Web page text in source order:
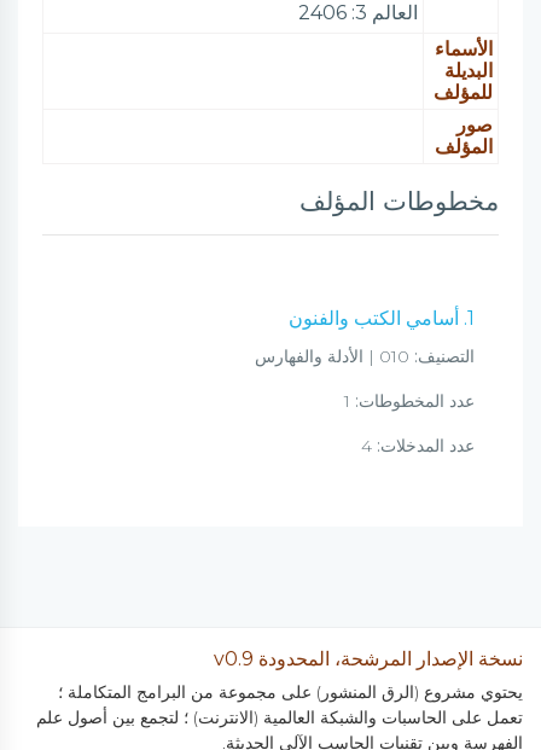
العالم 3: 2406
الأسماء
البديلة
للمؤلف
صور
المؤلف
مخطوطات المؤلف
1. أسامي الكتب والفنون
التصنيف:
عدد المخطوطات:
عدد المدخلات:
نسخة الإصدار المرشحة، المحدودة v0.9
يحتوي مشروع (الرق المنشور) على مجموعة من البرامج المتكاملة ؛
تعمل على الحاسبات والشبكة العالمية (الانترنت) ؛ لتجمع بين أصول علم
الفهرسة وبين تقنيات الحاسب الآلي الحديثة.